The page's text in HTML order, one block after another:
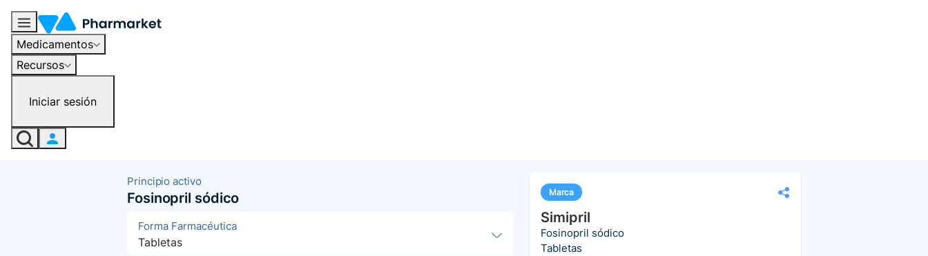
Medicamentos
Recursos
Iniciar sesión
Principio activo
Fosinopril sódico
Forma Farmacéutica
Tabletas
Marca
Simipril
Fosinopril sódico
Tabletas